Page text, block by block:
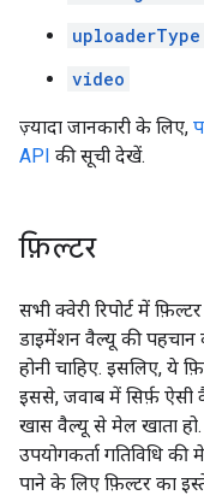
uploaderType
video
ज़्यादा जानकारी के लिए,
API की सूची देखें.
फ़िल्टर
सभी क्वेरी रिपोर्ट में
डाइमेंशन वैल्यू की
होनी चाहिए. इसलिए, ये
इससे, जवाब में सिर्फ़ ऐसी
खास वैल्यू से मेल खाता
उपयोगकर्ता गतिविधि
पाने के लिए फ़िल्टर का